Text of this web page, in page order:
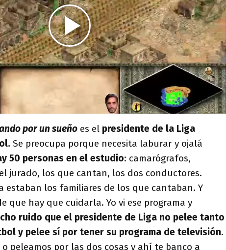
por un sueño es el presidente de la Liga
Se preocupa porque necesita laburar y ojalá
50 personas en el estudio: camarógrafos,
jurado, los que cantan, los dos conductores.
estaban los familiares de los que cantaban. Y
que hay que cuidarla. Yo vi ese programa y
ruido que el presidente de Liga no pelee tanto
y pelee sí por tener su programa de televisión.
peleamos por las dos cosas y ahí te banco a